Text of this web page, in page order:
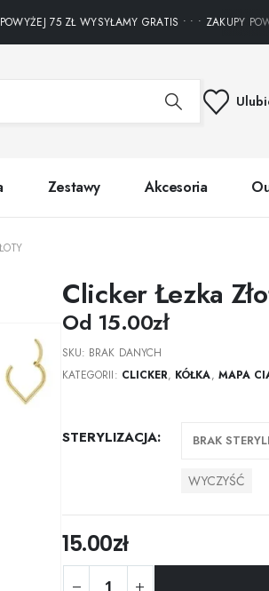
75 ZŁ WYSYŁAMY GRATIS • • • ZAKUPY
Zestawy Akcesoria
Clicker Łezka
Od 15.00zł
SKU: BRAK DANYCH
KATEGORII: CLICKER, KÓŁKA, MAPA
STERYLIZACJA
WYCZYŚĆ
15.00zł